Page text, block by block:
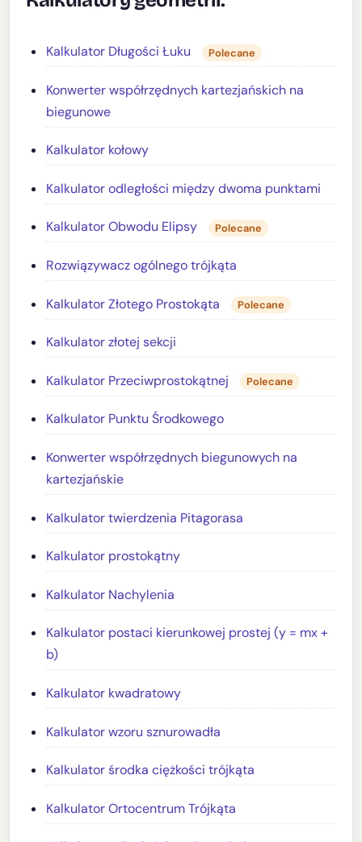
Kalkulator Długości Łuku Polecane
Konwerter współrzędnych kartezjańskich na
biegunowe
Kalkulator kołowy
Kalkulator odległości między dwoma punktami
Kalkulator Obwodu Elipsy Polecane
Rozwiązywacz ogólnego trójkąta
Kalkulator Złotego Prostokąta Polecane
Kalkulator złotej sekcji
Kalkulator Przeciwprostokątnej Polecane
Kalkulator Punktu Środkowego
Konwerter współrzędnych biegunowych na
kartezjańskie
Kalkulator twierdzenia Pitagorasa
Kalkulator prostokątny
Kalkulator Nachylenia
Kalkulator postaci kierunkowej prostej (y = mx +
b)
Kalkulator kwadratowy
Kalkulator wzoru sznurowadła
Kalkulator środka ciężkości trójkąta
Kalkulator Ortocentrum Trójkąta